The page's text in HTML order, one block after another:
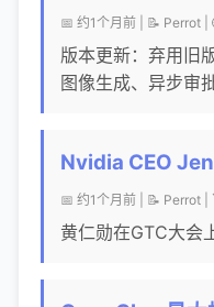
📅 约1个月前 | 📝 Perrot
版本更新：弃用旧
图像生成、异步审
Nvidia CEO
📅 约1个月前 | 📝 Perrot
黄仁勋在GTC大会